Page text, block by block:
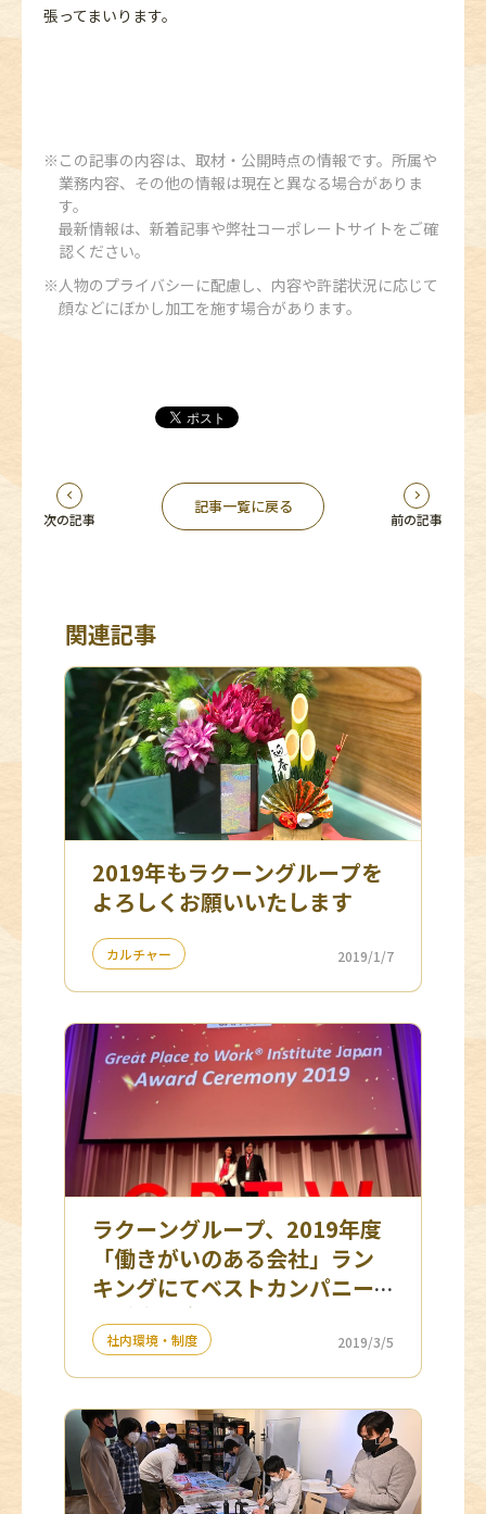
張ってまいります。
この記事の内容は、取材・公開時点の情報です。所属や
業務内容、その他の情報は現在と異なる場合がありま
す。
最新情報は、新着記事や弊社コーポレートサイトをご確
認ください。
人物のプライバシーに配慮し、内容や許諾状況に応じて
顔などにぼかし加工を施す場合があります。
次の記事
記事一覧に戻る
前の記事
関連記事
2019年もラクーングループを
よろしくお願いいたします
カルチャー 2019/1/7
ラクーングループ、2019年度
「働きがいのある会社」ラン
キングにてベストカンパニー
を受賞 ３年連続ランクイン！
社内環境・制度 2019/3/5